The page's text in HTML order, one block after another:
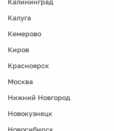
Калуга
Кемерово
Киров
Красноярск
Москва
Нижний Новгород
Новокузнецк
Новосибирск